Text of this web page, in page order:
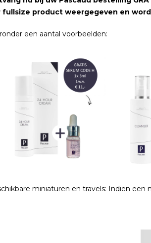
fullsize product weergegeven en
een aantal voorbeelden:
miniaturen en travels: Indien